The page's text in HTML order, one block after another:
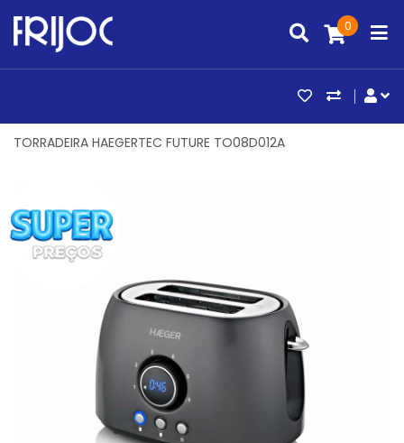
0
ARTIGOS
TORRADEIRA HAEGERTEC FUTURE TO08D012A